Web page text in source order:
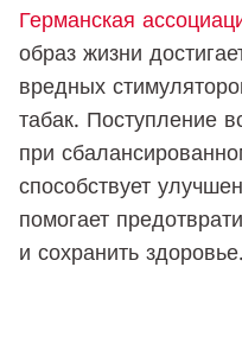
Германская
образ жизни
вредных
табак. Поступление
при
способствует
помогает
и сохранить здоровье.